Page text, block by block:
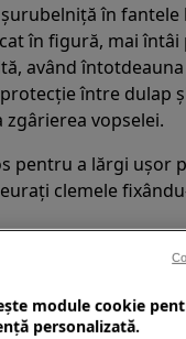
în fantele
în figură, mai întâi
având
între dulap
zgârierea vopselei.
pentru a lărgi ușor
clemele
module cookie
personalizată.